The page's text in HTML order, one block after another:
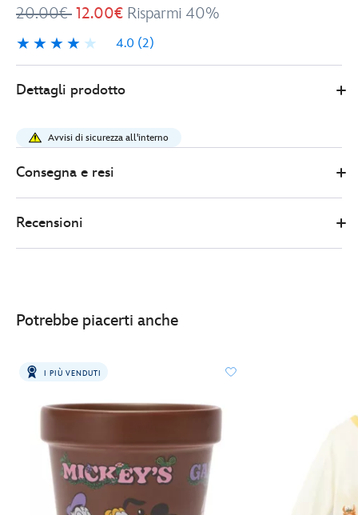
20.00€ 12.00€ Risparmi 40%
4.0 (2)
4.0
2
Store
12.00
fiori-
suoi-
Dettagli prodotto
Avvisi di sicurezza all'interno
Consegna e resi
Recensioni
Potrebbe piacerti anche
I PIÙ VENDUTI